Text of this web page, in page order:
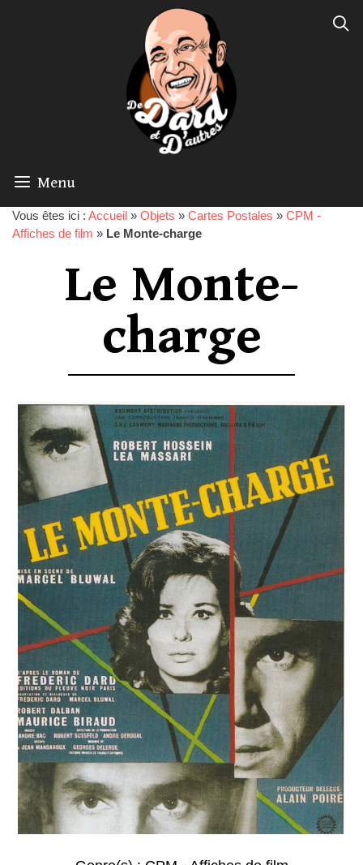
Menu
Vous êtes ici : Accueil » Objets » Cartes Postales » CPM -
Affiches de film » Le Monte-charge
Le Monte-
charge